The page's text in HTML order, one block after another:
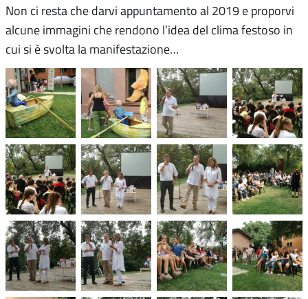
Non ci resta che darvi appuntamento al 2019 e proporvi
alcune immagini che rendono l’idea del clima festoso in
cui si è svolta la manifestazione…